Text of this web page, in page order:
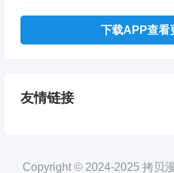
下载APP查看
友情链接
Copyright © 2024-2025 拷贝